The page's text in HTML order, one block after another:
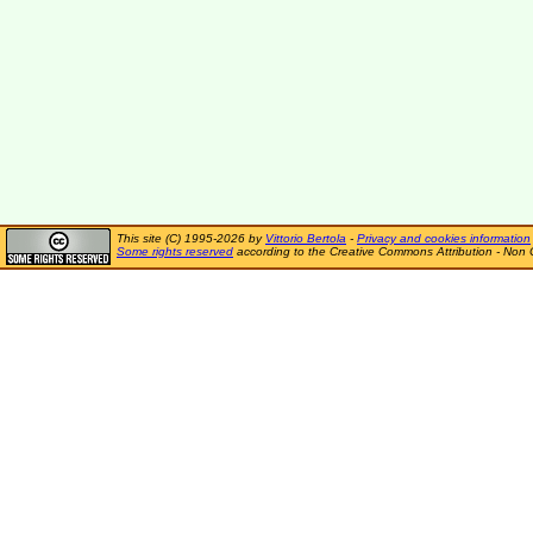
This site (C) 1995-2026 by Vittorio Bertola - Privacy and cookies information
Some rights reserved according to the Creative Commons Attribution - Non